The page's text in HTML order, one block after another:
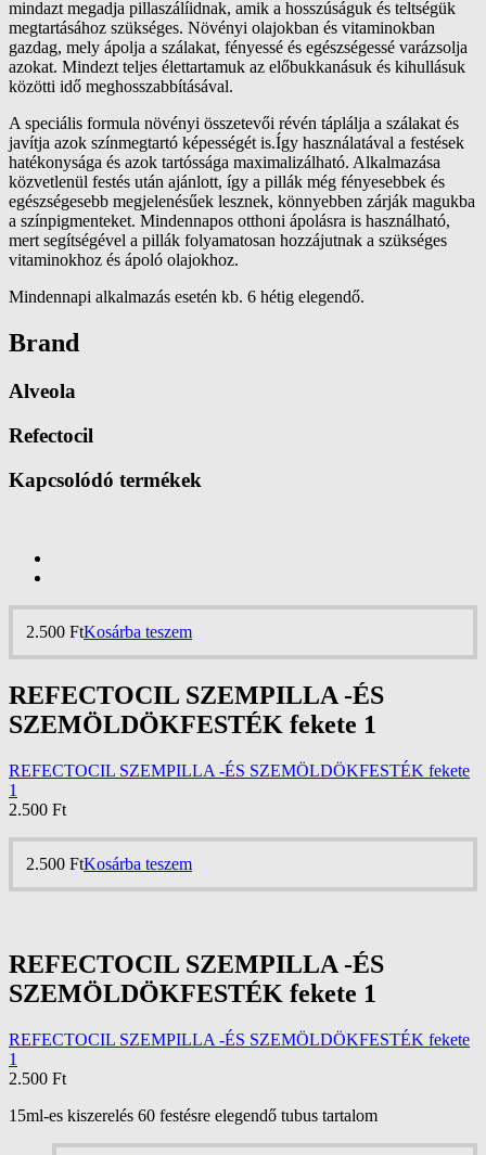
mindazt megadja pillaszálíidnak, amik a hosszúságuk és teltségük
megtartásához szükséges. Növényi olajokban és vitaminokban
gazdag, mely ápolja a szálakat, fényessé és egészségessé varázsolja
azokat. Mindezt teljes élettartamuk az előbukkanásuk és kihullásuk
közötti idő meghosszabbításával.
A speciális formula növényi összetevői révén táplálja a szálakat és
javítja azok színmegtartó képességét is.Így használatával a festések
hatékonysága és azok tartóssága maximalizálható. Alkalmazása
közvetlenül festés után ajánlott, így a pillák még fényesebbek és
egészségesebb megjelenésűek lesznek, könnyebben zárják magukba
a színpigmenteket. Mindennapos otthoni ápolásra is használható,
mert segítségével a pillák folyamatosan hozzájutnak a szükséges
vitaminokhoz és ápoló olajokhoz.
Mindennapi alkalmazás esetén kb. 6 hétig elegendő.
Brand
Alveola
Refectocil
Kapcsolódó termékek
2.500 FtKosárba teszem
REFECTOCIL SZEMPILLA -ÉS
SZEMÖLDÖKFESTÉK fekete 1
REFECTOCIL SZEMPILLA -ÉS SZEMÖLDÖKFESTÉK fekete
1
2.500 Ft
2.500 FtKosárba teszem
REFECTOCIL SZEMPILLA -ÉS
SZEMÖLDÖKFESTÉK fekete 1
REFECTOCIL SZEMPILLA -ÉS SZEMÖLDÖKFESTÉK fekete
1
2.500 Ft
15ml-es kiszerelés 60 festésre elegendő tubus tartalom